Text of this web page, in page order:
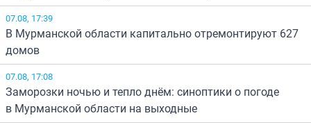
07.08, 17:39
В Мурманской области капитально отремонтируют 627
домов
07.08, 17:08
Заморозки ночью и тепло днём: синоптики о погоде
в Мурманской области на выходные